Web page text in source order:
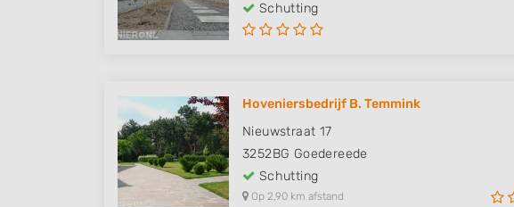
Schutting
Hoveniersbedrijf B. Temmink
Nieuwstraat 17
3252BG Goedereede
Schutting
Op 2,90 km afstand